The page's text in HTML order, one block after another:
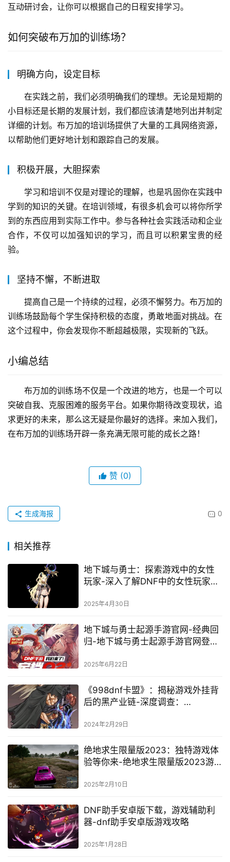
互动研讨会，让你可以根据自己的日程安排学习。
如何突破布万加的训练场？
明确方向，设定目标
在实践之前，我们必须明确我们的理想。无论是短期的
小目标还是长期的发展计划，我们都应该清楚地列出并制定
详细的计划。布万加的培训场提供了大量的工具网络资源，
以帮助他们更好地计划和跟踪自己的发展。
积极开展，大胆探索
学习和培训不仅是对理论的理解，也是巩固你在实践中
学到的知识的关键。在培训领域，有很多机会可以将你所学
到的东西应用到实际工作中。参与各种社会实践活动和企业
合作，不仅可以加强知识的学习，而且可以积累宝贵的经
验。
坚持不懈，不断进取
提高自己是一个持续的过程，必须不懈努力。布万加的
训练场鼓励每个学生保持积极的态度，勇敢地面对挑战。在
这个过程中，你会发现你不断超越极限，实现新的飞跃。
小编总结
布万加的训练场不仅是一个改进的地方，也是一个可以
突破自我、克服困难的服务平台。如果你期待改变现状，追
求更好的未来，那么这无疑是你最好的选择。来加入我们，
在布万加的训练场开辟一条充满无限可能的成长之路！
赞 (0)
0
生成海报
相关推荐
地下城与勇士：探索游戏中的女性
玩家-深入了解DNF中的女性玩家群
2025年4月30日
地下城与勇士起源手游官网-经典回
归-地下城与勇士起源手游官网登录
2025年6月22日
《998dnf卡盟》：揭秘游戏外挂背
后的黑产业链-深度调查：
2024年2月29日
绝地求生限量版2023：独特游戏体
验等你来-绝地求生限量版2023游
2025年2月10日
DNF助手安卓版下载，游戏辅助利
器-dnf助手安卓版游戏攻略
2025年1月28日